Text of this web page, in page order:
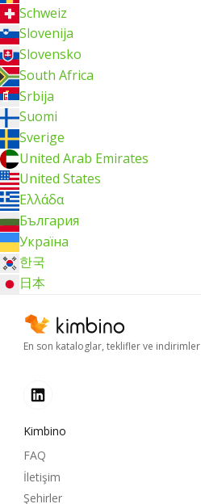
Schweiz
Slovenija
Slovensko
South Africa
Srbija
Suomi
Sverige
United Arab Emirates
United States
Ελλάδα
България
Україна
한국
日本
En son kataloglar, teklifler ve indirimler
Kimbino
FAQ
İletişim
Şehirler